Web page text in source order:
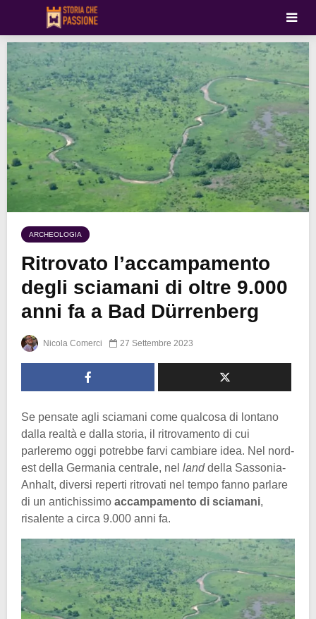
ARCHEOLOGIA
Ritrovato l’accampamento
degli sciamani di oltre 9.000
anni fa a Bad Dürrenberg
Nicola Comerci 27 Settembre 2023
Se pensate agli sciamani come qualcosa di lontano
dalla realtà e dalla storia, il ritrovamento di cui
parleremo oggi potrebbe farvi cambiare idea. Nel nord-
est della Germania centrale, nel landdella Sassonia-
Anhalt, diversi reperti ritrovati nel tempo fanno parlare
di un antichissimo accampamento di sciamani,
risalente a circa 9.000 anni fa.